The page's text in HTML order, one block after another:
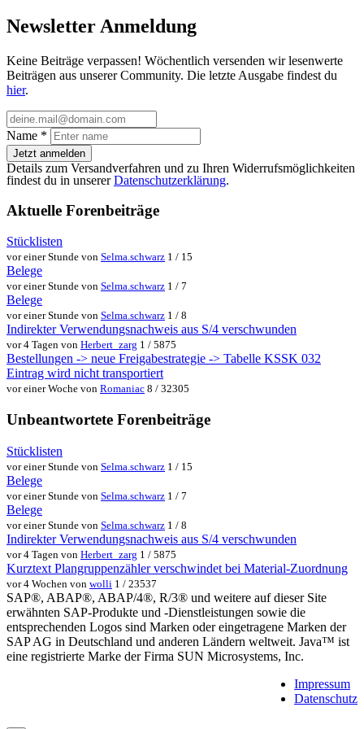
Newsletter Anmeldung
Keine Beiträge verpassen! Wöchentlich versenden wir lesenwerte
Beiträgen aus unserer Community. Die letzte Ausgabe findest du
hier.
Name *
Jetzt anmelden
Details zum Versandverfahren und zu Ihren Widerrufsmöglichkeiten
findest du in unsererDatenschutzerklärung.
Aktuelle Forenbeiträge
Stücklisten
vor einer Stunde von Selma.schwarz 1 / 15
Belege
vor einer Stunde von Selma.schwarz 1 / 7
Belege
vor einer Stunde von Selma.schwarz 1 / 8
Indirekter Verwendungsnachweis aus S/4 verschwunden
vor 4 Tagen von Herbert_zarg 1 / 5875
Bestellungen -> neue Freigabestrategie -> Tabelle KSSK 032
Eintrag wird nicht transportiert
vor einer Woche von Romaniac 8 / 32305
Unbeantwortete Forenbeiträge
Stücklisten
vor einer Stunde von Selma.schwarz 1 / 15
Belege
vor einer Stunde von Selma.schwarz 1 / 7
Belege
vor einer Stunde von Selma.schwarz 1 / 8
Indirekter Verwendungsnachweis aus S/4 verschwunden
vor 4 Tagen von Herbert_zarg 1 / 5875
Kurztext Plangruppenzähler verschwindet bei Material-Zuordnung
vor 4 Wochen von wolli 1 / 23537
SAP®, ABAP®, ABAP/4®, R/3® und weitere auf dieser Site
erwähnten SAP-Produkte und -Dienstleistungen sowie die
entsprechenden Logos sind Marken oder eingetragene Marken der
SAP AG in Deutschland und anderen Ländern weltweit. Java™ ist
eine registrierte Marke der Firma SUN Microsystems, Inc.
Impressum
Datenschutz